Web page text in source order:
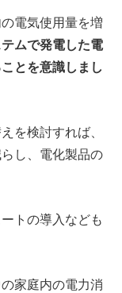
電気使用量を増
ムで発電した電
とを意識しまし
を検討すれば、
し、電化製品の
トの導入なども
家庭内の電力消